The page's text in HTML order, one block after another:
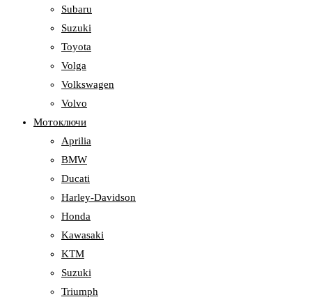
Subaru
Suzuki
Toyota
Volga
Volkswagen
Volvo
Мотоключи
Aprilia
BMW
Ducati
Harley-Davidson
Honda
Kawasaki
KTM
Suzuki
Triumph